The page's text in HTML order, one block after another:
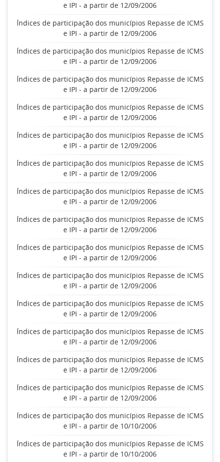
e IPI - a partir de 12/09/2006
Índices de participação dos municípios Repasse de ICMS
e IPI - a partir de 12/09/2006
Índices de participação dos municípios Repasse de ICMS
e IPI - a partir de 12/09/2006
Índices de participação dos municípios Repasse de ICMS
e IPI - a partir de 12/09/2006
Índices de participação dos municípios Repasse de ICMS
e IPI - a partir de 12/09/2006
Índices de participação dos municípios Repasse de ICMS
e IPI - a partir de 12/09/2006
Índices de participação dos municípios Repasse de ICMS
e IPI - a partir de 12/09/2006
Índices de participação dos municípios Repasse de ICMS
e IPI - a partir de 12/09/2006
Índices de participação dos municípios Repasse de ICMS
e IPI - a partir de 12/09/2006
Índices de participação dos municípios Repasse de ICMS
e IPI - a partir de 12/09/2006
Índices de participação dos municípios Repasse de ICMS
e IPI - a partir de 12/09/2006
Índices de participação dos municípios Repasse de ICMS
e IPI - a partir de 12/09/2006
Índices de participação dos municípios Repasse de ICMS
e IPI - a partir de 12/09/2006
Índices de participação dos municípios Repasse de ICMS
e IPI - a partir de 12/09/2006
Índices de participação dos municípios Repasse de ICMS
e IPI - a partir de 12/09/2006
Índices de participação dos municípios Repasse de ICMS
e IPI - a partir de 10/10/2006
Índices de participação dos municípios Repasse de ICMS
e IPI - a partir de 10/10/2006